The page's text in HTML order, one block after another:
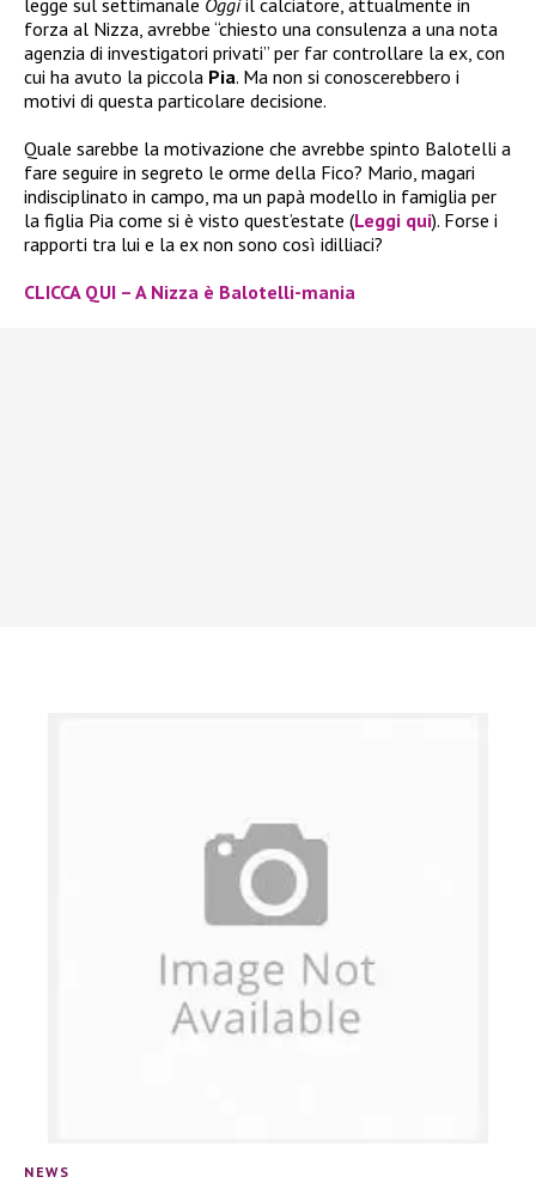
legge sul settimanale Oggiil calciatore, attualmente in
forza al Nizza, avrebbe “chiesto una consulenza a una nota
agenzia di investigatori privati” per far controllare la ex, con
cui ha avuto la piccola Pia. Ma non si conoscerebbero i
motivi di questa particolare decisione.
Quale sarebbe la motivazione che avrebbe spinto Balotelli a
fare seguire in segreto le orme della Fico? Mario, magari
indisciplinato in campo, ma un papà modello in famiglia per
la figlia Pia come si è visto quest’estate (Leggi qui). Forse i
rapporti tra lui e la ex non sono così idilliaci?
CLICCA QUI – A Nizza è Balotelli-mania
NEWS